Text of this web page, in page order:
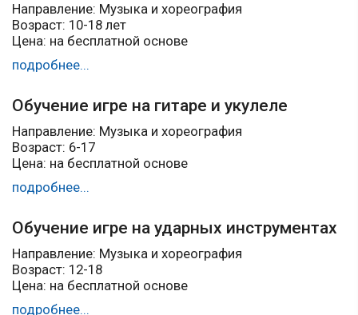
Направление: Музыка и хореография
Возраст: 10-18 лет
Цена: на бесплатной основе
подробнее...
Обучение игре на гитаре и укулеле
Направление: Музыка и хореография
Возраст: 6-17
Цена: на бесплатной основе
подробнее...
Обучение игре на ударных инструментах
Направление: Музыка и хореография
Возраст: 12-18
Цена: на бесплатной основе
подробнее...